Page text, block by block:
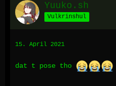
Yuuko.sh
Vulkrinshul
15. April 2021
dat t pose tho